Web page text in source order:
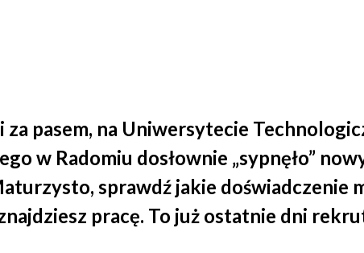
pasem, na Uniwersytecie
w Radomiu dosłownie „sypnęło”
sprawdź jakie doświadczenie
pracę. To już ostatnie dni